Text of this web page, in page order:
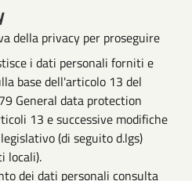
della privacy per proseguire
i dati personali forniti e
base dell'articolo 13 del
General data protection
13 e successive modifiche
(di seguito d.lgs)
locali).
dei dati personali consulta